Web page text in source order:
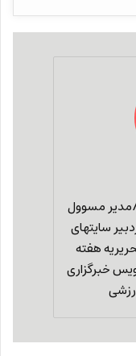
مدیر مسوول
سایتهای
هفته
خبرگزاری